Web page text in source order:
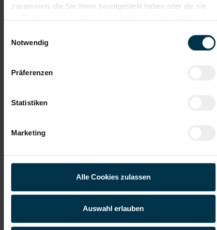
zusammen, die Sie ihnen bereitgestellt haben oder die sie
Notwendig
Präferenzen
Statistiken
Marketing
Alle Cookies zulassen
Auswahl erlauben
Firmenevents
Kantine/
Stammpersonal
Unterstützung während
des gesamten Bewerbungsprozesses
Wir freuen uns darauf, dich als
Werkzeugbautechniker:in in unserem Team in
hochwertige Lösungen im Werkzeugbau